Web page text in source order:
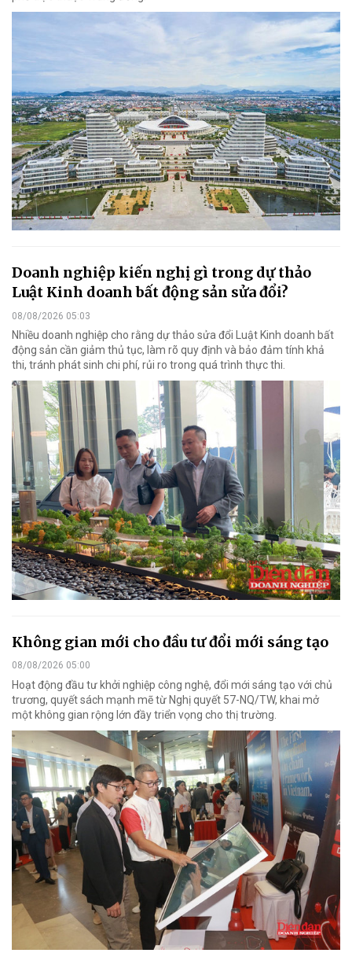
Doanh nghiệp kiến nghị gì trong dự thảo
Luật Kinh doanh bất động sản sửa đổi?
08/08/2026 05:03
Nhiều doanh nghiệp cho rằng dự thảo sửa đổi Luật Kinh doanh bất
động sản cần giảm thủ tục, làm rõ quy định và bảo đảm tính khả
thi, tránh phát sinh chi phí, rủi ro trong quá trình thực thi.
Không gian mới cho đầu tư đổi mới sáng tạo
08/08/2026 05:00
Hoạt động đầu tư khởi nghiệp công nghệ, đổi mới sáng tạo với chủ
trương, quyết sách mạnh mẽ từ Nghị quyết 57-NQ/TW, khai mở
một không gian rộng lớn đầy triển vọng cho thị trường.